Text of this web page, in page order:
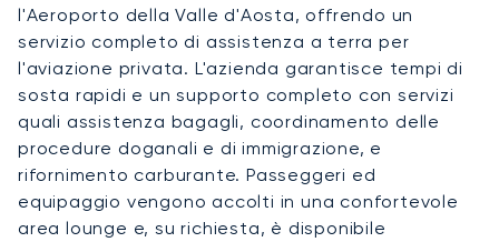
l'Aeroporto della Valle d'Aosta, offrendo un
servizio completo di assistenza a terra per
l'aviazione privata. L'azienda garantisce tempi di
sosta rapidi e un supporto completo con servizi
quali assistenza bagagli, coordinamento delle
procedure doganali e di immigrazione, e
rifornimento carburante. Passeggeri ed
equipaggio vengono accolti in una confortevole
area lounge e, su richiesta, è disponibile